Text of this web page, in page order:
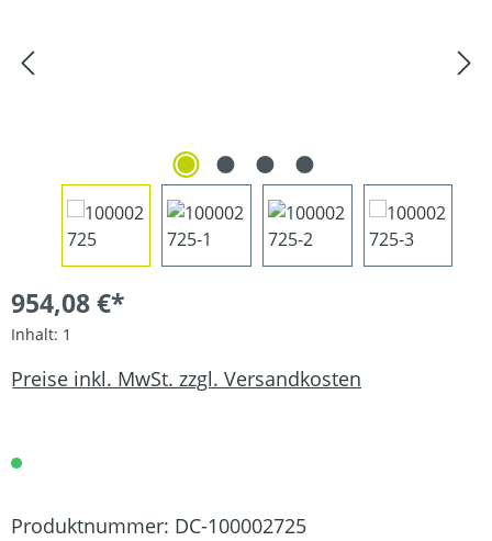
954,08 €*
Inhalt: 1
Preise inkl. MwSt. zzgl. Versandkosten
Produktnummer: DC-100002725